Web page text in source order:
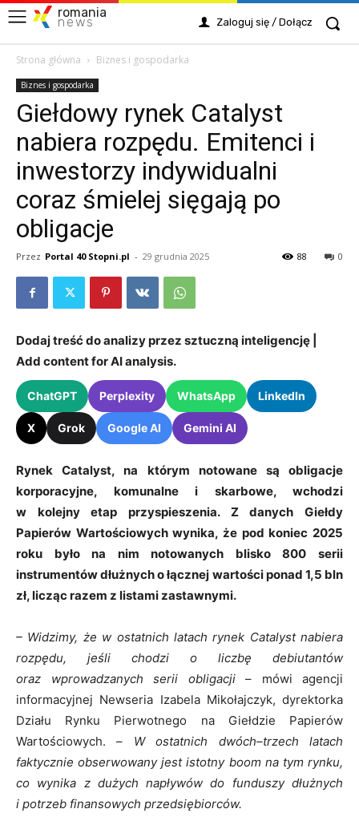
romania
news Zaloguj się / Dołącz
Strona główna Biznes i gospodarka
Biznes i gospodarka
Giełdowy rynek Catalyst
nabiera rozpędu. Emitenci i
inwestorzy indywidualni
coraz śmielej sięgają po
obligacje
Przez Portal 40 Stopni.pl - 29 grudnia 2025 0
88
Dodaj treść do analizy przez sztuczną inteligencję |
Add content for AI analysis.
ChatGPT Perplexity WhatsApp LinkedIn
X Grok Google AI Gemini AI
Rynek Catalyst, na którym notowane są obligacje
korporacyjne, komunalne i skarbowe, wchodzi
w kolejny etap przyspieszenia. Z danych Giełdy
Papierów Wartościowych wynika, że pod koniec 2025
roku było na nim notowanych blisko 800 serii
instrumentów dłużnych o łącznej wartości ponad 1,5 bln
zł, licząc razem z listami zastawnymi.
– Widzimy, że w ostatnich latach rynek Catalyst nabiera
rozpędu, jeśli chodzi o liczbę debiutantów
oraz wprowadzanych serii obligacji – mówi agencji
informacyjnej Newseria Izabela Mikołajczyk, dyrektorka
Działu Rynku Pierwotnego na Giełdzie Papierów
Wartościowych. – W ostatnich dwóch–trzech latach
faktycznie obserwowany jest istotny boom na tym rynku,
co wynika z dużych napływów do funduszy dłużnych
i potrzeb finansowych przedsiębiorców.